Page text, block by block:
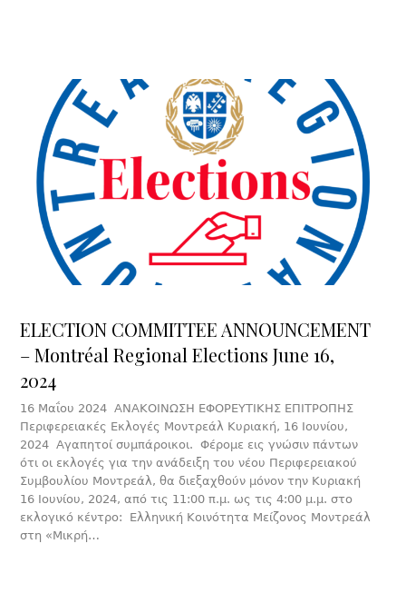
ELECTION COMMITTEE ANNOUNCEMENT
– Montréal Regional Elections June 16,
2024
16 Μαΐου 2024 ΑΝΑΚΟΙΝΩΣΗ ΕΦΟΡΕΥΤΙΚΗΣ ΕΠΙΤΡΟΠΗΣ
Περιφερειακές Εκλογές Μοντρεάλ Κυριακή, 16 Ιουνίου,
2024 Αγαπητοί συμπάροικοι. Φέρομε εις γνώσιν πάντων
ότι οι εκλογές για την ανάδειξη του νέου Περιφερειακού
Συμβουλίου Μοντρεάλ, θα διεξαχθούν μόνον την Κυριακή
16 Ιουνίου, 2024, από τις 11:00 π.μ. ως τις 4:00 μ.μ. στο
εκλογικό κέντρο: Ελληνική Κοινότητα Μείζονος Μοντρεάλ
στη «Μικρή…